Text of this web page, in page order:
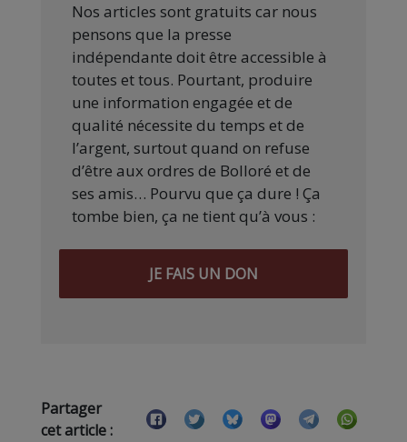
Nos articles sont gratuits car nous
pensons que la presse
indépendante doit être accessible à
toutes et tous. Pourtant, produire
une information engagée et de
qualité nécessite du temps et de
l’argent, surtout quand on refuse
d’être aux ordres de Bolloré et de
ses amis… Pourvu que ça dure ! Ça
tombe bien, ça ne tient qu’à vous :
JE FAIS UN DON
Partager
cet article :